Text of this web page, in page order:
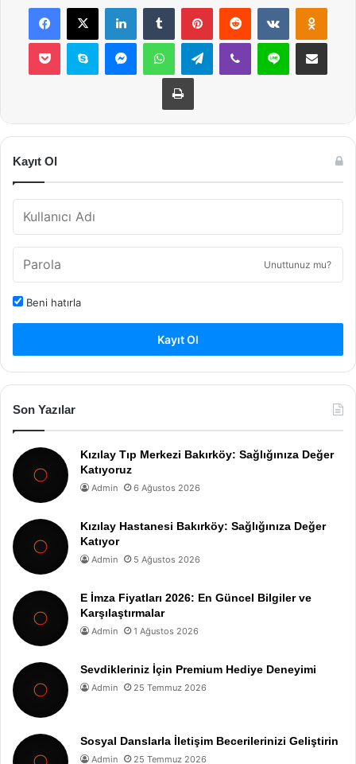
Facebook
X LinkedInTumblr PinterestReddit VKontakte
Pocket Skype MessengerWhatsAppTelegramViber Line E-Posta ile
Yazdır
Kayıt Ol
Unuttunuz mu?
Beni hatırla
Kayıt Ol
Son Yazılar
Kızılay Tıp Merkezi Bakırköy: Sağlığınıza Değer
Katıyoruz
Admin 6 Ağustos 2026
Kızılay Hastanesi Bakırköy: Sağlığınıza Değer
Katıyor
Admin 5 Ağustos 2026
E İmza Fiyatları 2026: En Güncel Bilgiler ve
Karşılaştırmalar
Admin 1 Ağustos 2026
Sevdikleriniz İçin Premium Hediye Deneyimi
Admin 25 Temmuz 2026
Sosyal Danslarla İletişim Becerilerinizi Geliştirin
Admin 25 Temmuz 2026